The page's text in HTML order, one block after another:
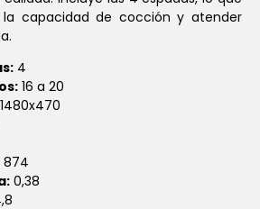
capacidad de cocción y atender
4
16 a 20
874
0,38